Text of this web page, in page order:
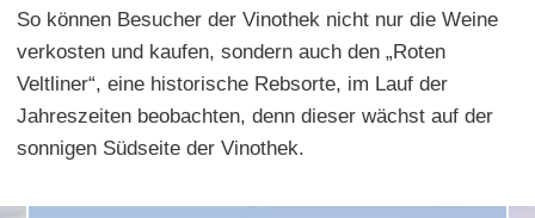
So können Besucher der Vinothek nicht nur die Weine
verkosten und kaufen, sondern auch den „Roten
Veltliner“, eine historische Rebsorte, im Lauf der
Jahreszeiten beobachten, denn dieser wächst auf der
sonnigen Südseite der Vinothek.